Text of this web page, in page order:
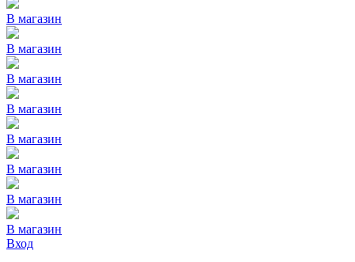
В магазин
В магазин
В магазин
В магазин
В магазин
В магазин
В магазин
В магазин
Вход